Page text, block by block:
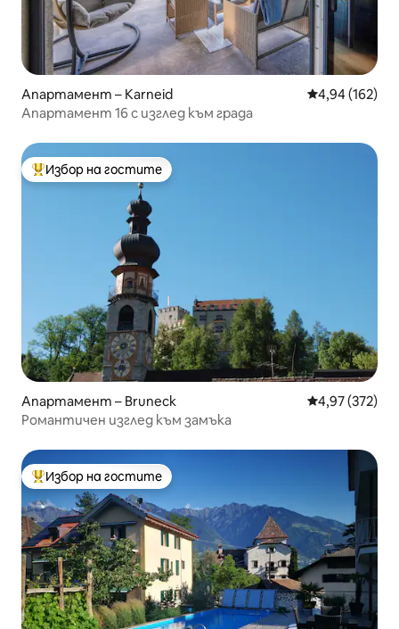
Апартамент – Karneid Средна
4,94 (162)
Апартамент 16 с изглед към града
Най-популярен избор на гостите
Избор на гостите
Апартамент – Bruneck Средна
4,97 (372)
Романтичен изглед към замъка
Най-популярен избор на гостите
Избор на гостите